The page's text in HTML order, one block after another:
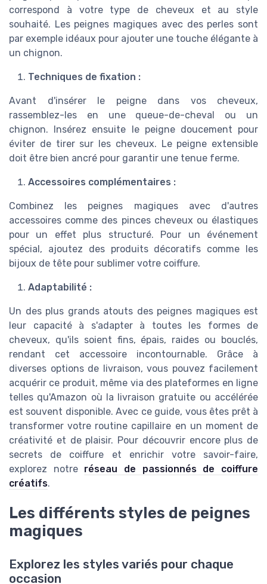
correspond à votre type de cheveux et au style
souhaité. Les peignes magiques avec des perles sont
par exemple idéaux pour ajouter une touche élégante à
un chignon.
Techniques de fixation :
Avant d'insérer le peigne dans vos cheveux,
rassemblez-les en une queue-de-cheval ou un
chignon. Insérez ensuite le peigne doucement pour
éviter de tirer sur les cheveux. Le peigne extensible
doit être bien ancré pour garantir une tenue ferme.
Accessoires complémentaires :
Combinez les peignes magiques avec d'autres
accessoires comme des pinces cheveux ou élastiques
pour un effet plus structuré. Pour un événement
spécial, ajoutez des produits décoratifs comme les
bijoux de tête pour sublimer votre coiffure.
Adaptabilité :
Un des plus grands atouts des peignes magiques est
leur capacité à s'adapter à toutes les formes de
cheveux, qu'ils soient fins, épais, raides ou bouclés,
rendant cet accessoire incontournable. Grâce à
diverses options de livraison, vous pouvez facilement
acquérir ce produit, même via des plateformes en ligne
telles qu'Amazon où la livraison gratuite ou accélérée
est souvent disponible. Avec ce guide, vous êtes prêt à
transformer votre routine capillaire en un moment de
créativité et de plaisir. Pour découvrir encore plus de
secrets de coiffure et enrichir votre savoir-faire,
explorez notre réseau de passionnés de coiffure
créatifs.
Les différents styles de peignes
magiques
Explorez les styles variés pour chaque
occasion